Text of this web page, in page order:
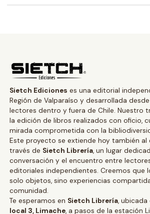
Sietch Ediciones es una editorial
Región de Valparaíso y desarrollada
lectores dentro y fuera de Chile. Nuestro
la edición de libros realizados con oficio,
mirada comprometida con la
Este proyecto se extiende hoy también al
través de Sietch Librería, un lugar
conversación y el encuentro entre
editoriales independientes. Creemos que
solo objetos, sino experiencias
comunidad.
Te esperamos en Sietch Librería, ubicada
local 3, Limache, a pasos de la estación